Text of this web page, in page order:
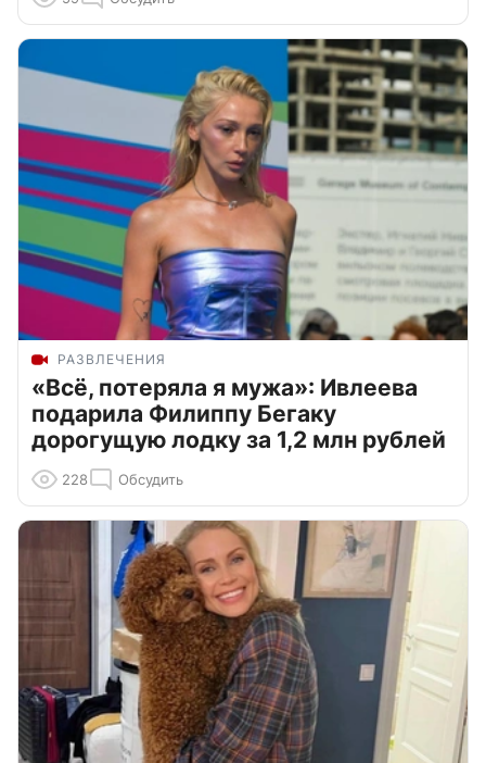
РАЗВЛЕЧЕНИЯ
«Всё, потеряла я мужа»: Ивлеева
подарила Филиппу Бегаку
дорогущую лодку за 1,2 млн рублей
228 Обсудить